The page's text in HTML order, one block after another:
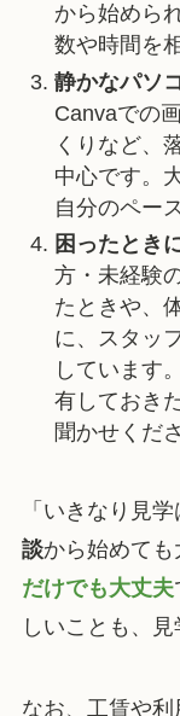
から始めら
数や時間を
静かなパソ
Canvaでの
くりなど、
中心です。
自分のペー
困ったとき
方・未経験
たときや、
に、スタッ
しています
有しておき
聞かせくだ
「いきなり見
談から始めても
だけでも大丈夫
しいことも、
なお、工賃や